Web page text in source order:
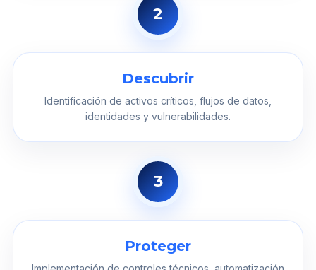
2
Descubrir
Identificación de activos críticos, flujos de datos,
identidades y vulnerabilidades.
3
Proteger